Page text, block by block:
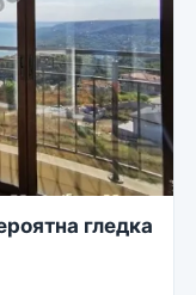
гледка